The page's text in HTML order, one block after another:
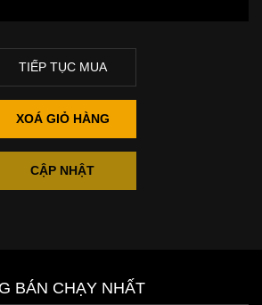
TIẾP TỤC MUA
XOÁ GIỎ HÀNG
CẬP NHẬT
BÁN CHẠY NHẤT